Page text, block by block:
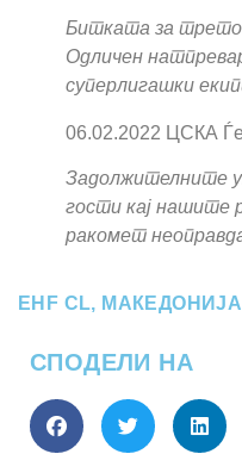
Битката за
Одличен
суперлигашки
06.02.2022 ЦСКА
Задолжителните
гости кај нашите
ракомет
EHF CL, МАКЕДОНИЈА
СПОДЕЛИ НА